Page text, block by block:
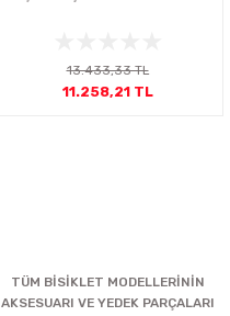
13.433,33 TL
11.258,21 TL
TÜM BİSİKLET MODELLERİNİN
AKSESUARI VE YEDEK PARÇALARI